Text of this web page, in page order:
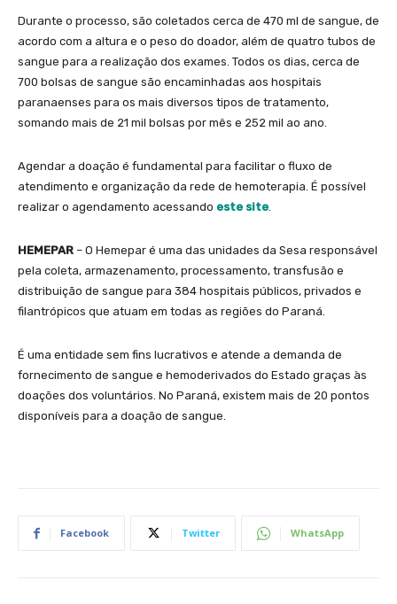
Durante o processo, são coletados cerca de 470 ml de sangue, de
acordo com a altura e o peso do doador, além de quatro tubos de
sangue para a realização dos exames. Todos os dias, cerca de
700 bolsas de sangue são encaminhadas aos hospitais
paranaenses para os mais diversos tipos de tratamento,
somando mais de 21 mil bolsas por mês e 252 mil ao ano.
Agendar a doação é fundamental para facilitar o fluxo de
atendimento e organização da rede de hemoterapia. É possível
realizar o agendamento acessando este site.
HEMEPAR – O Hemepar é uma das unidades da Sesa responsável
pela coleta, armazenamento, processamento, transfusão e
distribuição de sangue para 384 hospitais públicos, privados e
filantrópicos que atuam em todas as regiões do Paraná.
É uma entidade sem fins lucrativos e atende a demanda de
fornecimento de sangue e hemoderivados do Estado graças às
doações dos voluntários. No Paraná, existem mais de 20 pontos
disponíveis para a doação de sangue.
Facebook Twitter WhatsApp